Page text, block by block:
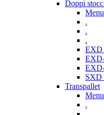
Doppi
.
.
.
EXD
SXD
Transpallet
.